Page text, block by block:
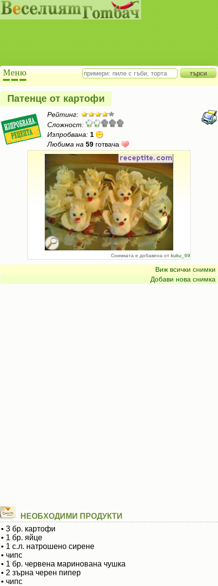
Патенце от картофи
Рейтинг:
Сложност:
Изпробвана: 1
Любима на 59 готвача
Снимката е добавена от kuku_69
Виж всички снимки
Добави нова снимка
НЕОБХОДИМИ ПРОДУКТИ
• 3 бр. картофи
• 1 бр. яйце
• 1 с.л. натрошено сирене
• чипс
• 1 бр. червена маринована чушка
• 2 зърна черен пипер
• чипс